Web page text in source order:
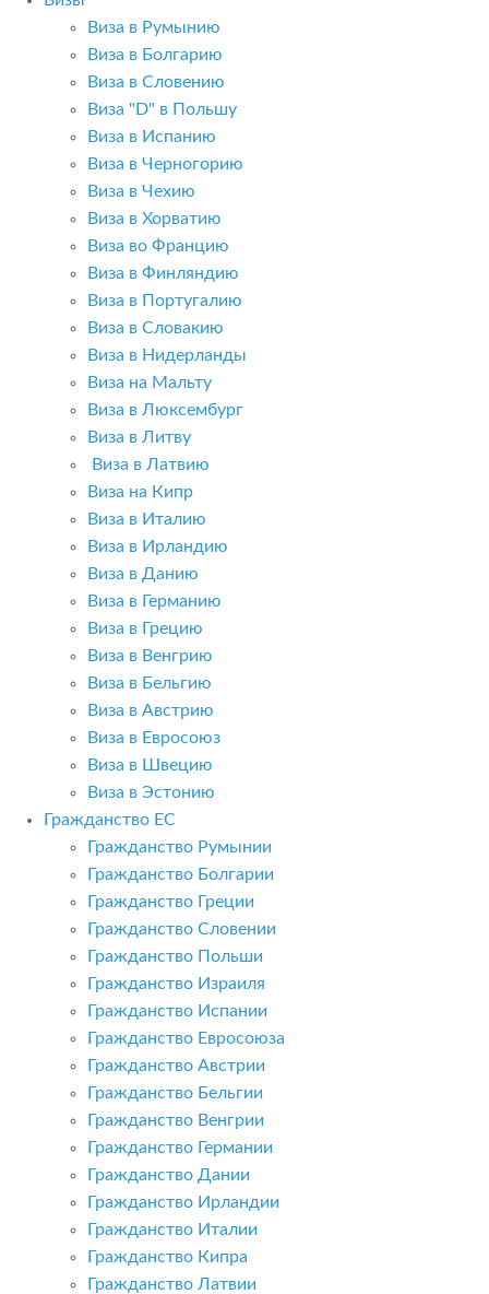
Виза в Румынию
Виза в Болгарию
Виза в Словению
Виза "D" в Польшу
Виза в Испанию
Виза в Черногорию
Виза в Чехию
Виза в Хорватию
Виза во Францию
Виза в Финляндию
Виза в Португалию
Виза в Словакию
Виза в Нидерланды
Виза на Мальту
Виза в Люксембург
Виза в Литву
Виза в Латвию
Виза на Кипр
Виза в Италию
Виза в Ирландию
Виза в Данию
Виза в Германию
Виза в Грецию
Виза в Венгрию
Виза в Бельгию
Виза в Австрию
Виза в Евросоюз
Виза в Швецию
Виза в Эстонию
Гражданство ЕС
Гражданство Румынии
Гражданство Болгарии
Гражданство Греции
Гражданство Словении
Гражданство Польши
Гражданство Израиля
Гражданство Испании
Гражданство Евросоюза
Гражданство Австрии
Гражданство Бельгии
Гражданство Венгрии
Гражданство Германии
Гражданство Дании
Гражданство Ирландии
Гражданство Италии
Гражданство Кипра
Гражданство Латвии